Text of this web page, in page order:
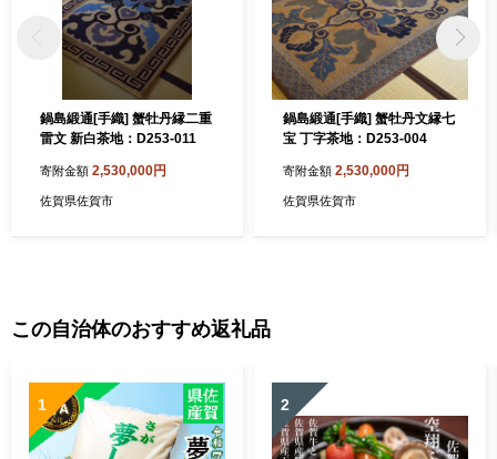
鍋島緞通[手織] 蟹牡丹縁二重
雷文 新白茶地：D253-011
寄附金額 2,530,000円
佐賀県佐賀市
鍋島緞通[手織] 蟹牡丹文縁七
宝 丁字茶地：D253-004
寄附金額 2,530,000円
佐賀県佐賀市
この自治体のおすすめ返礼品
1 2